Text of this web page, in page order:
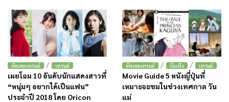
อัพเดตเทรนด์ / เทรนด์
เผยโฉม 10 อันดับนักแสดงสาวที่
“หนุ่มๆ อยากได้เป็นแฟน”
ประจำปี 2018 โดย Oricon
อัพเดตเทรนด์ / บันเทิง / เทรนด์
Movie Guide 5 หนังญี่ปุ่นที่
เหมาะจะชมในช่วงเทศกาล วัน
แม่